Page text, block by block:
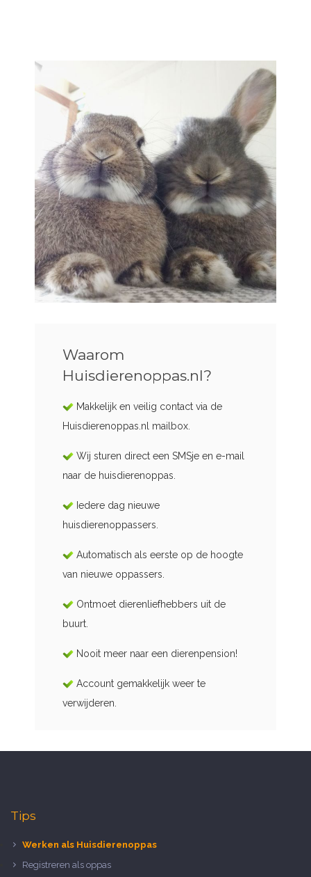
Waarom
Huisdierenoppas.nl?
Makkelijk en veilig contact via de
Huisdierenoppas.nl mailbox.
Wij sturen direct een SMSje en e-mail
naar de huisdierenoppas.
Iedere dag nieuwe
huisdierenoppassers.
Automatisch als eerste op de hoogte
van nieuwe oppassers.
Ontmoet dierenliefhebbers uit de
buurt.
Nooit meer naar een dierenpension!
Account gemakkelijk weer te
verwijderen.
Tips
Werken als Huisdierenoppas
Registreren als oppas